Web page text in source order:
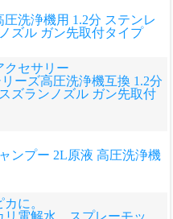
圧洗浄機用 1.2分 ステンレ
ズル ガン先取付タイプ
クセサリー
ーズ高圧洗浄機互換 1.2分
ズランノズル ガン先取付
ンプー 2L原液 高圧洗浄機
に。